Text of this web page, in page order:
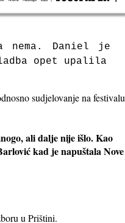
nema. Daniel je
opet upalila
sudjelovanje na festivalu
ali dalje nije išlo. Kao
kad je napuštala Nove
u Prištini.